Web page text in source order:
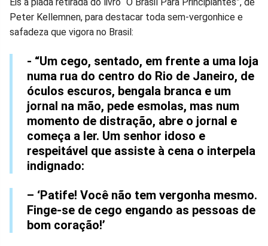
Peter Kellemnen, para destacar toda sem-vergonhice e
safadeza que vigora no Brasil:
- “Um cego, sentado, em frente a uma loja
numa rua do centro do Rio de Janeiro, de
óculos escuros, bengala branca e um
jornal na mão, pede esmolas, mas num
momento de distração, abre o jornal e
começa a ler. Um senhor idoso e
respeitável que assiste à cena o interpela
indignado:
– ‘Patife! Você não tem vergonha mesmo.
Finge-se de cego engando as pessoas de
bom coração!’